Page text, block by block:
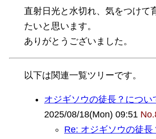
直射日光と水切れ、気をつけて
たいと思います。
ありがとうございました。
以下は関連一覧ツリーです。
オジギソウの徒長？につい
2025/08/18(Mon) 09:51
Re: オジギソウの徒長